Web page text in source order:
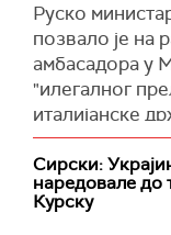
82. Одреда
преносиТас.
''Тренутно је
нападну
Запорошке
и Енергодару у
руководство
и да удари
Руско
позвало је на
амбасадора у
"илегалног
италијанске
ове недеље
области Курск
трупе.
Сирски:
наредовале до
Курску